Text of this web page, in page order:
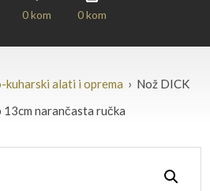
0kom 0kom
kuharski alati i oprema › Nož DICK
narančasta ručka